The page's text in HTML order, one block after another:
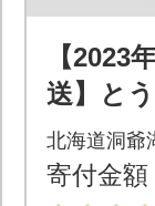
【2023
送】と
具
箱
北海道洞爺
寄付金額